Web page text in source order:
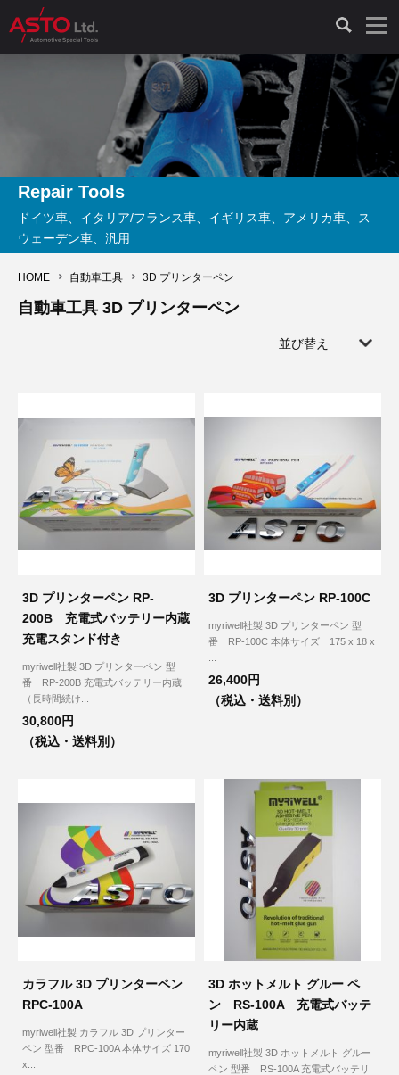
LAUNCH製品（65）
キープログラマー（4）
EV 専用 整備機器（11）
ADAS（7）
オプション品（17）
その他（9）
車両診断ツール（91）
診断テスター（10）
キープログラマー（20）
内視カメラ（6）
スモークテスター（4）
安定化電源ユニット（8）
古い車両用診断テスター（10）
バイク用診断テスター（7）
その他（20）
自動車工具（481）
AST TOOLS（51）
Hubitools（17）
LASER（39）
ドイツ車（211）
イギリス車（23）
アメリカ車（15）
スウェーデン車（20）
汎用（89）
ディーゼルインジェクター&グロープラグ ツール（7）
ホイールロック取り外しツール（6）
3D プリンターペン（8）
オシロスコープ（2）
オシロ関連商品（9）
シミュレータ（19）
イタリア/フランス車（145）
イギリス車（26）
アメリカ車（60）
スウェーデン車（45）
ロシア（8）
ブレーキキャリパーリペアキット（368）
キー関連（19）
ライト関連（6）
特殊リペア（161）
リビルト品（58）
クローン作製（20）
コントロールユニット初期化（3）
イモビライザーOFF（1）
オシロスコープ（10）
アクセサリー（13）
その他（2）
HOME 自動車工具 3D プリンターペン
自動車工具 3D プリンターペン
Repair Tools
ドイツ車、イタリア/フランス車、イギリス車、アメリカ車、ス
ウェーデン車、汎用
並び替え
3D プリンターペン RP-
200B 充電式バッテリー内蔵
充電スタンド付き
myriwell社製 3D プリンターペン 型
番 RP-200B 充電式バッテリー内蔵
（長時間続け...
30,800円
（税込・送料別）
3D プリンターペン RP-100C
myriwell社製 3D プリンターペン 型
番 RP-100C 本体サイズ 175 x 18 x
26,400円
（税込・送料別）
カラフル 3D プリンターペン
RPC-100A
myriwell社製 カラフル 3D プリンター
ペン 型番 RPC-100A 本体サイズ 170
x...
3D ホットメルト グルー ペ
ン RS-100A 充電式バッテ
リー内蔵
myriwell社製 3D ホットメルト グルー
ペン 型番 RS-100A 充電式バッテリ